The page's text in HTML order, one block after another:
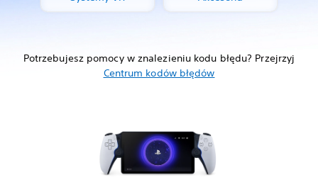
Potrzebujesz pomocy w znalezieniu kodu błędu? Przejrzyj
Centrum kodów błędów